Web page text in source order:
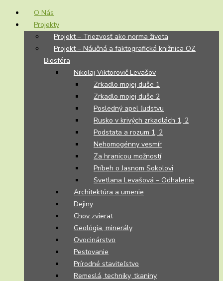
O Nás
Projekty
Projekt – Triezvosť ako norma života
Projekt – Náučná a faktografická knižnica OZ
Biosféra
Nikolaj Viktorovič Levašov
Zrkadlo mojej duše 1
Zrkadlo mojej duše 2
Posledný apel ľudstvu
Rusko v krivých zrkadlách 1, 2
Podstata a rozum 1, 2
Nehomogénny vesmír
Za hranicou možností
Príbeh o Jasnom Sokolovi
Svetlana Levašová – Odhalenie
Architektúra a umenie
Dejiny
Chov zvierat
Geológia, minerály
Ovocinárstvo
Pestovanie
Prírodné staviteľstvo
Remeslá, techniky, tkaniny